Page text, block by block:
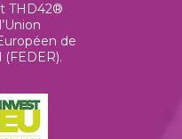
THD42®
de